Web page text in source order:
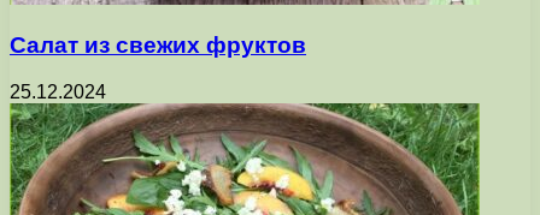
Салат из свежих фруктов
25.12.2024